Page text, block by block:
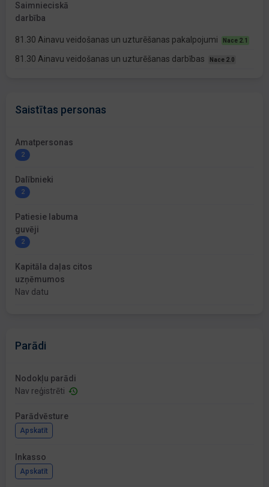
Saimnieciskā
darbība
81.30 Ainavu veidošanas un uzturēšanas pakalpojumi Nace 2.1
81.30 Ainavu veidošanas un uzturēšanas darbības Nace 2.0
Saistītas personas
Amatpersonas
2
Dalībnieki
2
Patiesie labuma
guvēji
2
Kapitāla daļas citos
uzņēmumos
Nav datu
Parādi
Nodokļu parādi
Nav reģistrēti
Parādvēsture
Apskatīt
Inkasso
Apskatīt